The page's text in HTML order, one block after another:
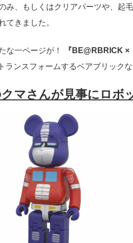
み、もしくはクリアパーツや、起
てきました。
な一ページが！
『BE@RBRICK ×
ランスフォームするベアブリックな
マさんが見事にロボ